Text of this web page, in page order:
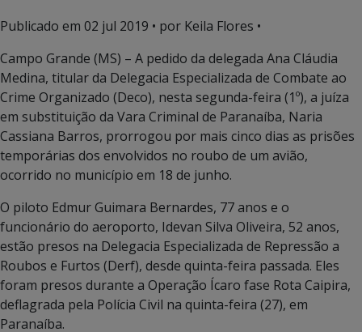
Publicado em 02 jul 2019 • por Keila Flores •
Campo Grande (MS) – A pedido da delegada Ana Cláudia
Medina, titular da Delegacia Especializada de Combate ao
Crime Organizado (Deco), nesta segunda-feira (1º), a juíza
em substituição da Vara Criminal de Paranaíba, Naria
Cassiana Barros, prorrogou por mais cinco dias as prisões
temporárias dos envolvidos no roubo de um avião,
ocorrido no município em 18 de junho.
O piloto Edmur Guimara Bernardes, 77 anos e o
funcionário do aeroporto, Idevan Silva Oliveira, 52 anos,
estão presos na Delegacia Especializada de Repressão a
Roubos e Furtos (Derf), desde quinta-feira passada. Eles
foram presos durante a Operação Ícaro fase Rota Caipira,
deflagrada pela Polícia Civil na quinta-feira (27), em
Paranaíba.